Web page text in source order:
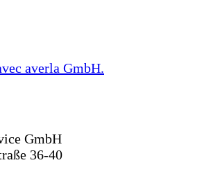
averla GmbH.
GmbH
36-40